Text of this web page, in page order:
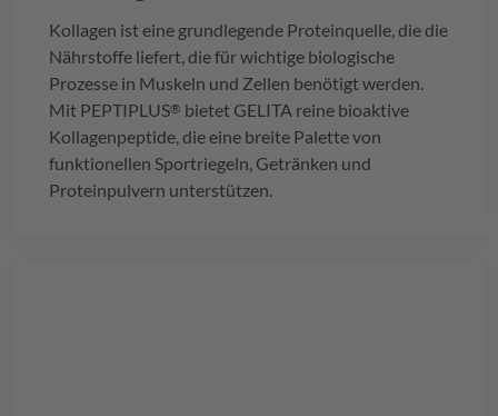
Kollagen ist eine grundlegende Proteinquelle, die die
Nährstoffe liefert, die für wichtige biologische
Prozesse in Muskeln und Zellen benötigt werden.
Mit PEPTIPLUS® bietet GELITA reine bioaktive
Kollagenpeptide, die eine breite Palette von
funktionellen Sportriegeln, Getränken und
Proteinpulvern unterstützen.